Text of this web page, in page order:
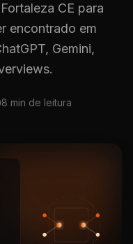
CE para
encontrado em
Gemini,
8 min de leitura